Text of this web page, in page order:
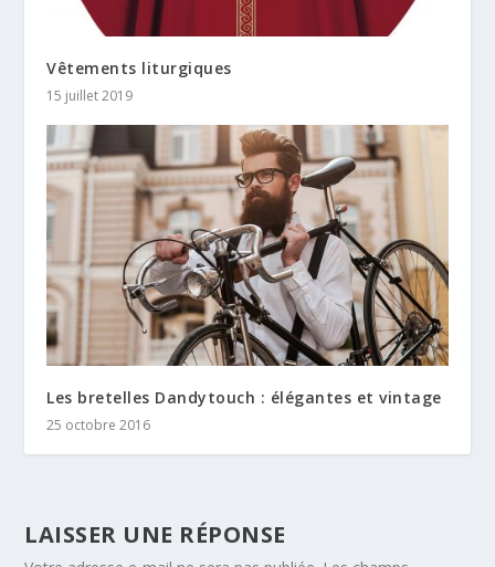
Vêtements liturgiques
15 juillet 2019
Les bretelles Dandytouch : élégantes et vintage
25 octobre 2016
LAISSER UNE RÉPONSE